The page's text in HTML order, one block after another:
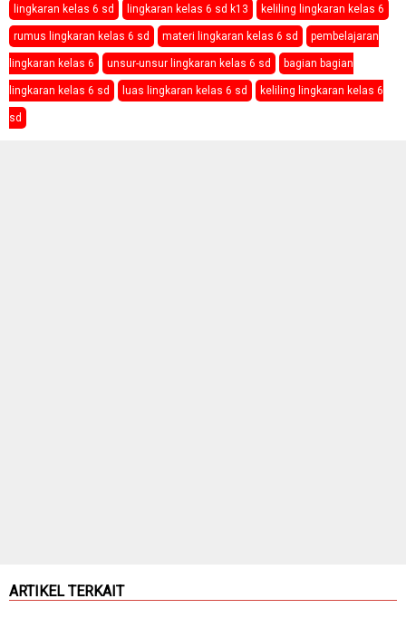
lingkaran kelas 6 sd lingkaran kelas 6 sd k13 keliling lingkaran kelas 6
rumus lingkaran kelas 6 sd materi lingkaran kelas 6 sd pembelajaran
lingkaran kelas 6 unsur-unsur lingkaran kelas 6 sd bagian bagian
lingkaran kelas 6 sd luas lingkaran kelas 6 sd keliling lingkaran kelas 6
sd
ARTIKEL TERKAIT